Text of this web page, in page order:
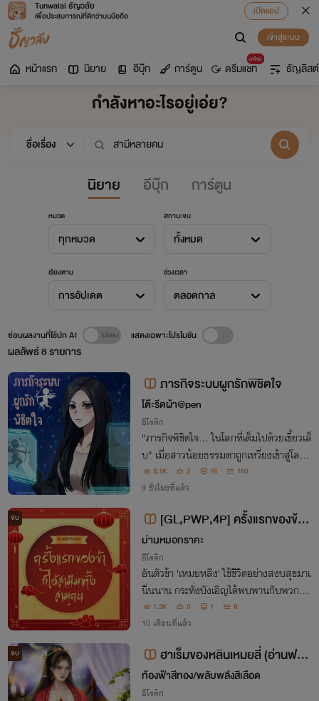
Tunwalai ธัญวลัย
เพื่อประสบการณ์ที่ดีกว่าบนมือถือ
เปิดแอป
เข้าสู่ระบบ
หน้าแรก นิยาย อีบุ๊ก การ์ตูน
มาใหม่
ดรีมแชท ธัญลิสต์
กำลังหาอะไรอยู่เอ่ย?
นิยาย อีบุ๊ก การ์ตูน
หมวด
ทุกหมวด
สถานะจบ
ทั้งหมด
เรียงตาม
การอัปเดต
ช่วงเวลา
ตลอดกาล
ผลลัพธ์8รายการ
ซ่อนผลงานที่ใช้ปก AI แสดงเฉพาะโปรโมชัน
ภารกิจระบบผูกรักพิชิตใจ
โต๊ะรีดผ้า@pen
อีโรติก
​"ภารกิจพิชิตใจ... ในโลกที่เต็มไปด้วยเขี้ยวเล็
บ" ​เมื่อสาวน้อยธรรมดาถูกเหวี่ยงเข้าสู่โลกที่
'ผู้แข็งแกร่งเท่านั้นคือผู้อยู่รอด' พร้อมกับระ
บบที่มอบภารกิจให้เธอต้องสร้างความรักกับ
3.1K 2 16 150
9 ชั่วโมงที่แล้ว
จบ
[GL,PWP,4P] ครั้งแรกของข้าก็
ได้สามีมาตั้งสามคน
ม่านหมอกราคะ
อีโรติก
อันตัวข้า 'เหมยหลิง' ใช้ชีวิตอย่างสงบสุขมาเ
นิ่นนาน กระทั่งบังเอิญได้พบพานกับพวกท่า
นในเทศกาลชมจันทร์ค่ำคืนนี้...
1.2K 0 1 9
10 เดือนที่แล้ว
จบ
ฮาเร็มของหลินเหมยลี่ (อ่านฟรีถึ
ง25/01/67)
ท้องฟ้าสีทอง/พลับพลึงสีเลือด
อีโรติก